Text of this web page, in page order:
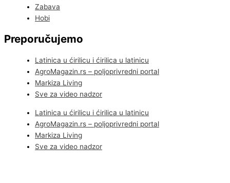
Zabava
Hobi
Preporučujemo
Latinica u ćirilicu i ćirilica u latinicu
AgroMagazin.rs – poljoprivredni portal
Markiza Living
Sve za video nadzor
Latinica u ćirilicu i ćirilica u latinicu
AgroMagazin.rs – poljoprivredni portal
Markiza Living
Sve za video nadzor